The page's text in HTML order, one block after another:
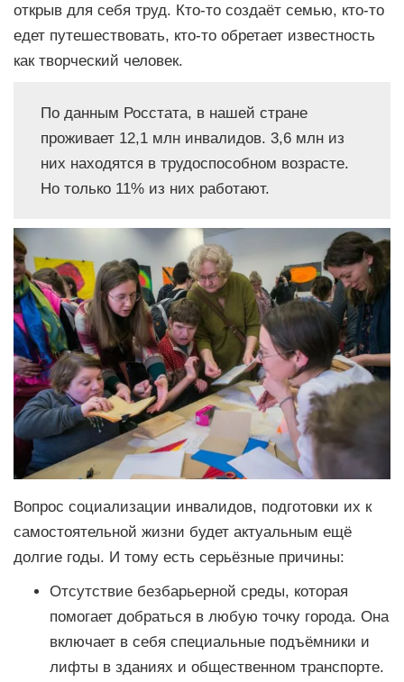
открыв для себя труд. Кто-то создаёт семью, кто-то
едет путешествовать, кто-то обретает известность
как творческий человек.
По данным Росстата, в нашей стране
проживает 12,1 млн инвалидов. 3,6 млн из
них находятся в трудоспособном возрасте.
Но только 11% из них работают.
Вопрос социализации инвалидов, подготовки их к
самостоятельной жизни будет актуальным ещё
долгие годы. И тому есть серьёзные причины:
Отсутствие безбарьерной среды, которая
помогает добраться в любую точку города. Она
включает в себя специальные подъёмники и
лифты в зданиях и общественном транспорте.